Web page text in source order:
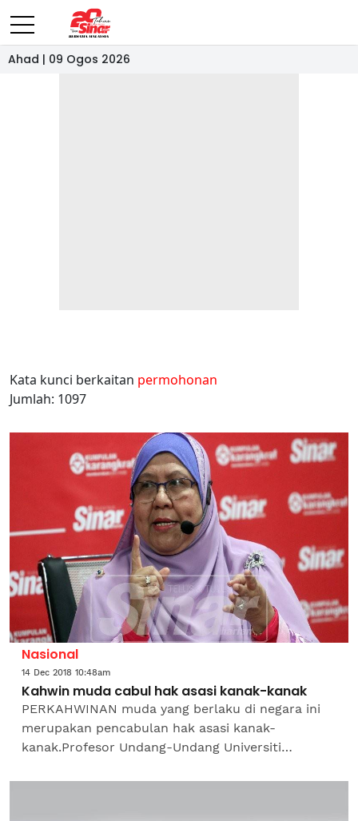
Ahad | 09 Ogos 2026
Kata kunci berkaitan permohonan
Jumlah: 1097
Nasional
14 Dec 2018 10:48am
Kahwin muda cabul hak asasi kanak-kanak
PERKAHWINAN muda yang berlaku di negara ini
merupakan pencabulan hak asasi kanak-
kanak.Profesor Undang-Undang Universiti
Aziah Mohd Awal berkata, ibu bapa...